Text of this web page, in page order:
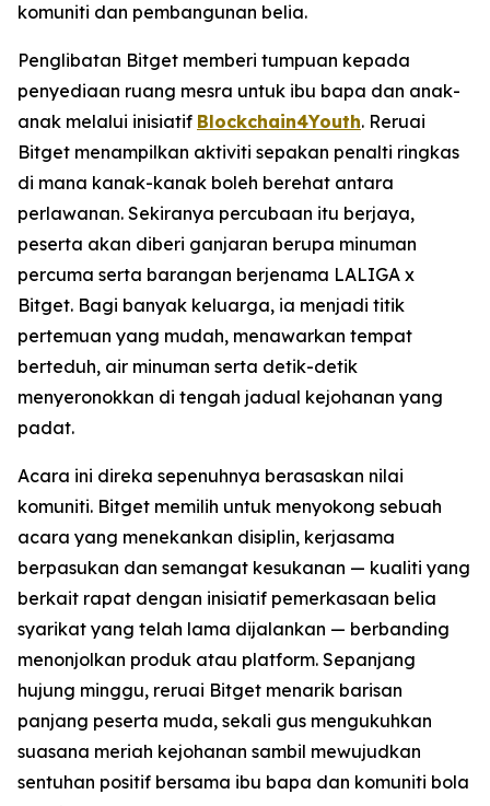
komuniti dan pembangunan belia.
Penglibatan Bitget memberi tumpuan kepada
penyediaan ruang mesra untuk ibu bapa dan anak-
anak melalui inisiatif Blockchain4Youth. Reruai
Bitget menampilkan aktiviti sepakan penalti ringkas
di mana kanak-kanak boleh berehat antara
perlawanan. Sekiranya percubaan itu berjaya,
peserta akan diberi ganjaran berupa minuman
percuma serta barangan berjenama LALIGA x
Bitget. Bagi banyak keluarga, ia menjadi titik
pertemuan yang mudah, menawarkan tempat
berteduh, air minuman serta detik-detik
menyeronokkan di tengah jadual kejohanan yang
padat.
Acara ini direka sepenuhnya berasaskan nilai
komuniti. Bitget memilih untuk menyokong sebuah
acara yang menekankan disiplin, kerjasama
berpasukan dan semangat kesukanan — kualiti yang
berkait rapat dengan inisiatif pemerkasaan belia
syarikat yang telah lama dijalankan — berbanding
menonjolkan produk atau platform. Sepanjang
hujung minggu, reruai Bitget menarik barisan
panjang peserta muda, sekali gus mengukuhkan
suasana meriah kejohanan sambil mewujudkan
sentuhan positif bersama ibu bapa dan komuniti bola